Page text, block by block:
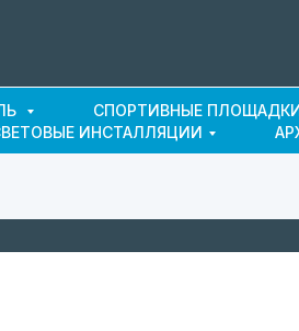
СПОРТИВНЫЕ
ИНСТАЛЛЯЦИИ